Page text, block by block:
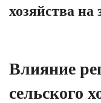
хозяйства на
Влияние
сельского